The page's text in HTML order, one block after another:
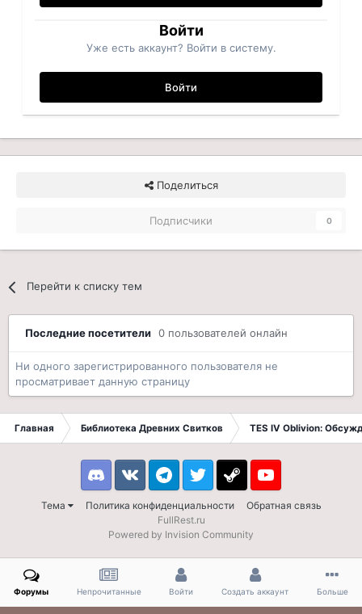
Войти
Уже есть аккаунт? Войти в систему.
Войти
Поделиться
Подписчики 0
Перейти к списку тем
Последние посетители 0 пользователей онлайн
Ни одного зарегистрированного пользователя не
просматривает данную страницу
Главная Библиотека Древних Свитков TES IV Oblivion:
Тема Политика конфиденциальности Обратная связь
DiscordVK TelegramTwitter Steam Youtube
FullRest.ru
Powered by Invision Community
Форумы Непрочитанные Войти Создать аккаунт Больше